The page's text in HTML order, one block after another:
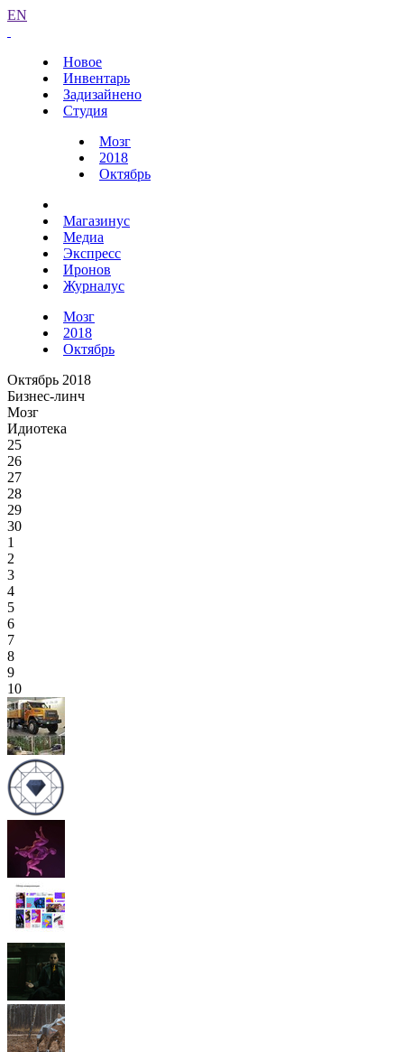
EN
Новое
Инвентарь
Задизайнено
Студия
Мозг
2018
Октябрь
Магазинус
Медиа
Экспресс
Иронов
Журналус
Мозг
2018
Октябрь
Октябрь 2018
Бизнес-линч
Мозг
Идиотека
25
26
27
28
29
30
1
2
3
4
5
6
7
8
9
10